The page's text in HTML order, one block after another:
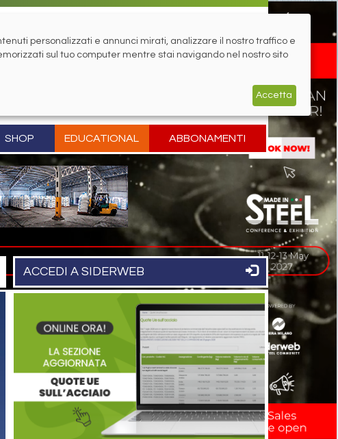
SHOP EDUCATIONAL ABBONAMENTI
ACCEDI A SIDERWEB
personalizzati e annunci mirati, analizzare il nostro traffico e
sul tuo computer mentre stai navigando nel nostro sito
Accetta